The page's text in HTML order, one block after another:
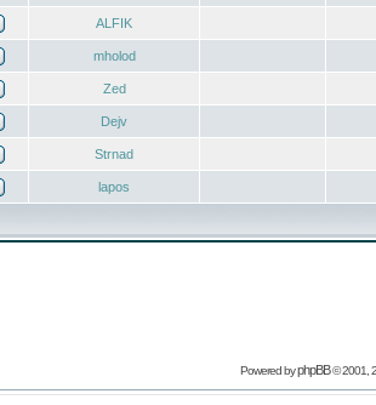
ALFIK
mholod
Zed
Dejv
Strnad
lapos
Powered byphpBB© 2001,